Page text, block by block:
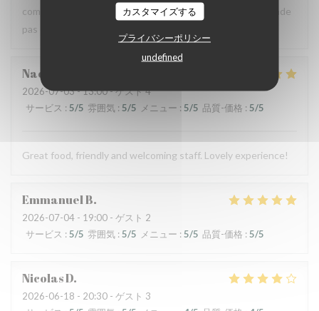
カスタマイズする
プライバシーポリシー
undefined
comme si elle avait pris un coup de chaud. Je ne recommande
pas ce restaurant, mais je pense qu’il peut s’améliorer.
Naomi
2026-07-03- 13:00 - ゲスト 4
サービス : 5/5 雰囲気 : 5/5 メニュー : 5/5 品質-価格 : 5/5
Great food, friendly and welcoming staff. Lovely experience!
EmmanuelB
2026-07-04 - 19:00 - ゲスト 2
サービス :5/5 雰囲気 : 5/5 メニュー :5/5 品質-価格 :5/5
NicolasD
2026-06-18 - 20:30 - ゲスト 3